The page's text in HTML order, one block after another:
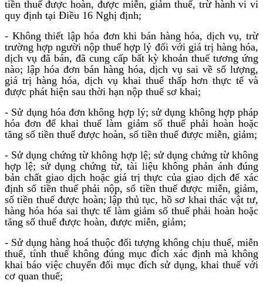
tiền thuế được hoàn, được miễn, giảm thuế, trừ hành vi vi
quy định tại Điều 16 Nghị định;
- Không thiết lập hóa đơn khi bán hàng hóa, dịch vụ, trừ
trường hợp người nộp thuế hợp lý đối với giá trị hàng hóa,
dịch vụ đã bán, đã cung cấp bất kỳ khoản thuế tương ứng
nào; lập hóa đơn bán hàng hóa, dịch vụ sai về số lượng,
giá trị hàng hóa, dịch vụ khai thuế thấp hơn thực tế và
được phát hiện sau thời hạn nộp thuế sơ khai;
- Sử dụng hóa đơn không hợp lý; sử dụng không hợp pháp
hóa đơn để khai thuế làm giảm số thuế phải hoàn hoặc
tăng số tiền thuế được hoàn, số tiền thuế được miễn, giảm;
- Sử dụng chứng từ không hợp lệ; sử dụng chứng từ không
hợp lệ; sử dụng chứng từ, tài liệu không phản ánh đúng
bản chất giao dịch hoặc giá trị thực của giao dịch để xác
định số tiền thuế phải nộp, số tiền thuế được miễn, giảm,
số tiền thuế được hoàn; lập thủ tục, hồ sơ khai thác vật tư,
hàng hóa hóa sai thực tế làm giảm số thuế phải hoàn hoặc
tăng số thuế được hoàn, được miễn, giảm;
- Sử dụng hàng hoá thuộc đối tượng không chịu thuế, miễn
thuế, tính thuế không đúng mục đích xác định mà không
khai báo việc chuyển đổi mục đích sử dụng, khai thuế với
cơ quan thuế;